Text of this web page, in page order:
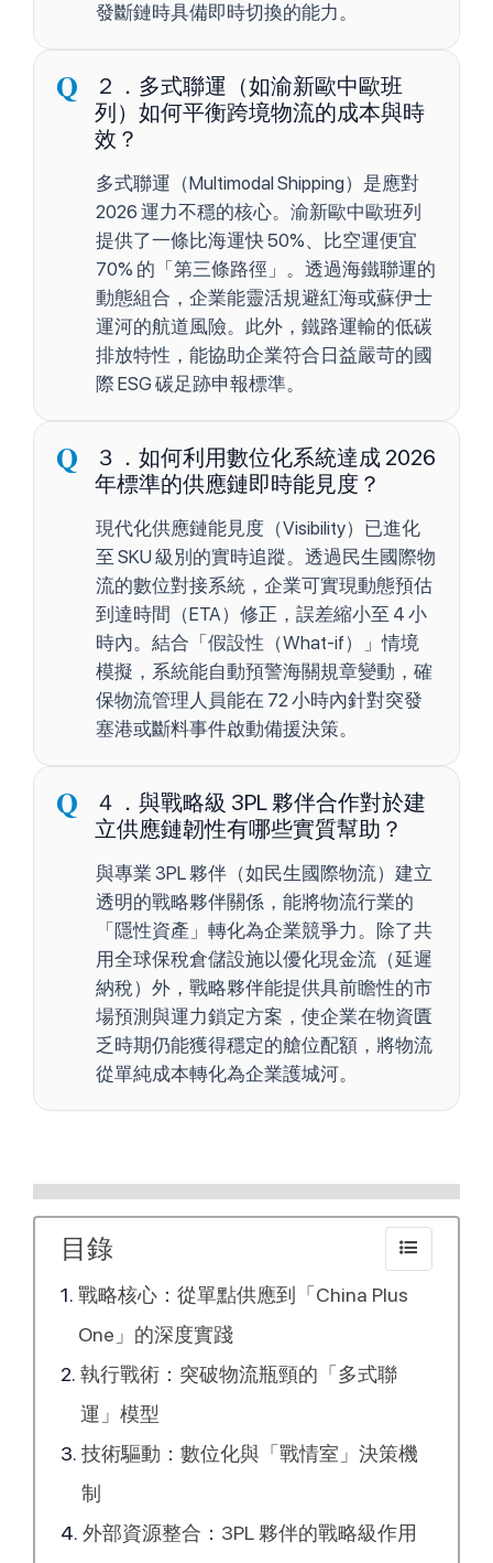
發斷鏈時具備即時切換的能力。
２．多式聯運（如渝新歐中歐班
列）如何平衡跨境物流的成本與時
效？
多式聯運（Multimodal Shipping）是應對
2026 運力不穩的核心。渝新歐中歐班列
提供了一條比海運快 50%、比空運便宜
70% 的「第三條路徑」。透過海鐵聯運的
動態組合，企業能靈活規避紅海或蘇伊士
運河的航道風險。此外，鐵路運輸的低碳
排放特性，能協助企業符合日益嚴苛的國
際 ESG 碳足跡申報標準。
３．如何利用數位化系統達成 2026
年標準的供應鏈即時能見度？
現代化供應鏈能見度（Visibility）已進化
至 SKU 級別的實時追蹤。透過民生國際物
流的數位對接系統，企業可實現動態預估
到達時間（ETA）修正，誤差縮小至 4 小
時內。結合「假設性（What-if）」情境
模擬，系統能自動預警海關規章變動，確
保物流管理人員能在 72 小時內針對突發
塞港或斷料事件啟動備援決策。
４．與戰略級 3PL 夥伴合作對於建
立供應鏈韌性有哪些實質幫助？
與專業 3PL 夥伴（如民生國際物流）建立
透明的戰略夥伴關係，能將物流行業的
「隱性資產」轉化為企業競爭力。除了共
用全球保稅倉儲設施以優化現金流（延遲
納稅）外，戰略夥伴能提供具前瞻性的市
場預測與運力鎖定方案，使企業在物資匱
乏時期仍能獲得穩定的艙位配額，將物流
從單純成本轉化為企業護城河。
目錄
戰略核心：從單點供應到「China Plus
One」的深度實踐
執行戰術：突破物流瓶頸的「多式聯
運」模型
技術驅動：數位化與「戰情室」決策機
制
外部資源整合：3PL 夥伴的戰略級作用